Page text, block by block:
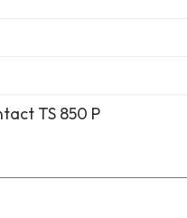
TS 850 P